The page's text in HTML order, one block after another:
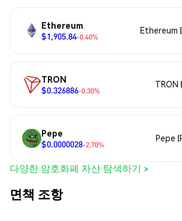
Ethereum
$1,905.84-0.40%
Ethereum
TRON
$0.326886-0.30%
TRON
Pepe
$0.0000028-2.70%
Pepe
다양한 암호화폐 자산 탐색하기 >
면책 조항